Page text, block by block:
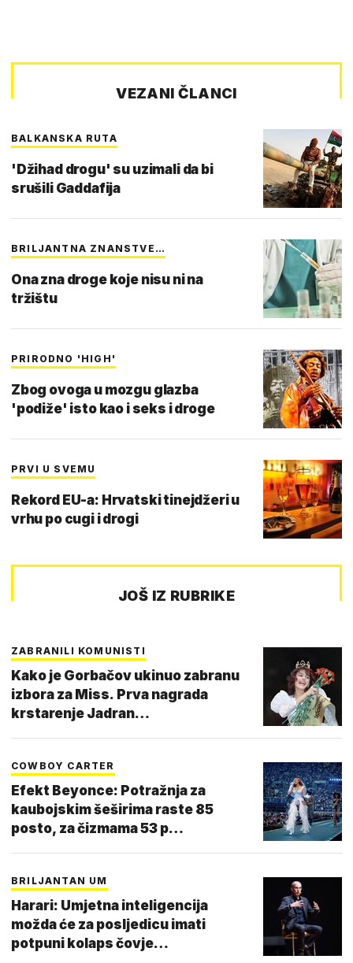
VEZANI ČLANCI
BALKANSKA RUTA
'Džihad drogu' su uzimali da bi
srušili Gaddafija
BRILJANTNA ZNANSTVE…
Ona zna droge koje nisu ni na
tržištu
PRIRODNO 'HIGH'
Zbog ovoga u mozgu glazba
'podiže' isto kao i seks i droge
PRVI U SVEMU
Rekord EU-a: Hrvatski tinejdžeri u
vrhu po cugi i drogi
JOŠ IZ RUBRIKE
ZABRANILI KOMUNISTI
Kako je Gorbačov ukinuo zabranu
izbora za Miss. Prva nagrada
krstarenje Jadran…
COWBOY CARTER
Efekt Beyonce: Potražnja za
kaubojskim šeširima raste 85
posto, za čizmama 53 p…
BRILJANTAN UM
Harari: Umjetna inteligencija
možda će za posljedicu imati
potpuni kolaps čovje…